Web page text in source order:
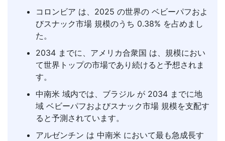
コロンビア は、2025 の世界の ベビーパフおよ
びスナック市場 規模のうち 0.38% を占めまし
た。
2034 までに、アメリカ合衆国 は、規模におい
て世界トップの市場であり続けると予想されま
す。
中南米 域内では、ブラジル が 2034 までに地
域 ベビーパフおよびスナック市場 規模を支配す
ると予測されています。
アルゼンチン は 中南米 において最も急成長す